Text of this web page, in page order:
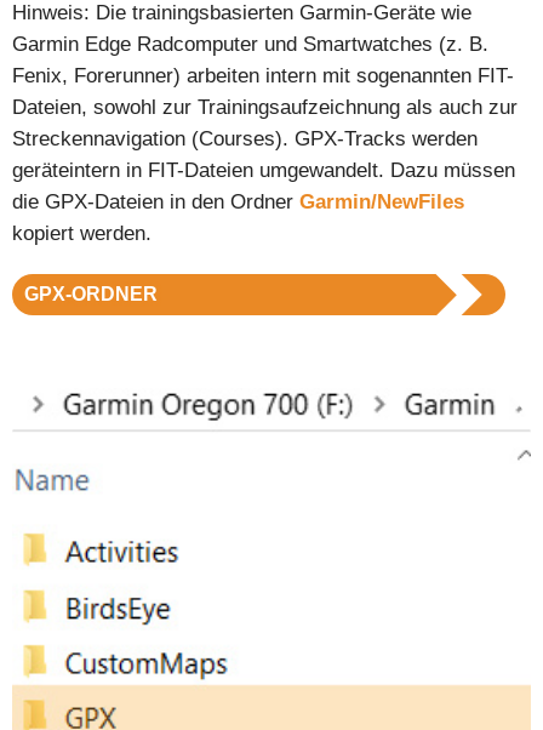
Hinweis: Die trainingsbasierten Garmin-Geräte wie
Garmin Edge Radcomputer und Smartwatches (z. B.
Fenix, Forerunner) arbeiten intern mit sogenannten FIT-
Dateien, sowohl zur Trainingsaufzeichnung als auch zur
Streckennavigation (Courses). GPX-Tracks werden
geräteintern in FIT-Dateien umgewandelt. Dazu müssen
die GPX-Dateien in den Ordner Garmin/NewFiles
kopiert werden.
GPX-ORDNER